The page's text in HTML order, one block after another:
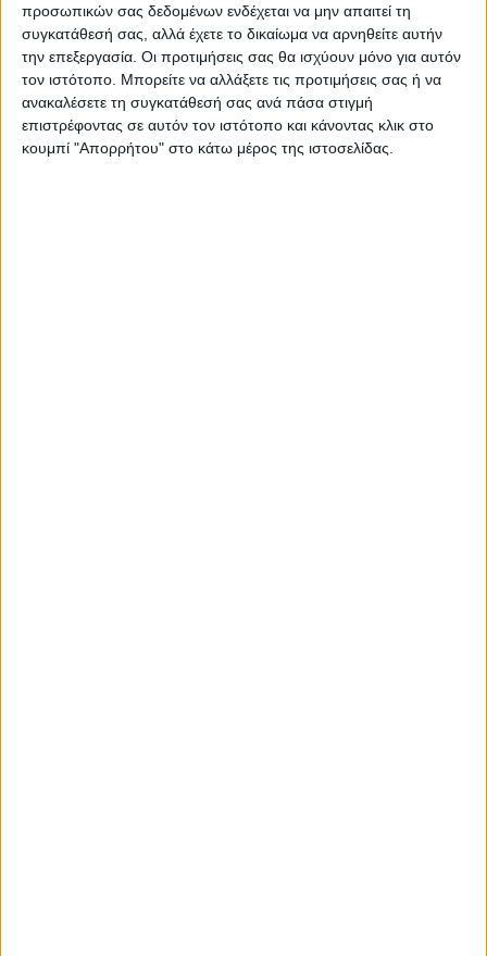
προσωπικών σας δεδομένων ενδέχεται να μην απαιτεί τη
συγκατάθεσή σας, αλλά έχετε το δικαίωμα να αρνηθείτε αυτήν
την επεξεργασία. Οι προτιμήσεις σας θα ισχύουν μόνο για αυτόν
τον ιστότοπο. Μπορείτε να αλλάξετε τις προτιμήσεις σας ή να
ανακαλέσετε τη συγκατάθεσή σας ανά πάσα στιγμή
επιστρέφοντας σε αυτόν τον ιστότοπο και κάνοντας κλικ στο
κουμπί "Απορρήτου" στο κάτω μέρος της ιστοσελίδας.
ΝΕΟΣ ΑΓΩΝ
https://neosagon.gr
Η Αρχαιότερη Καθημερινή Πρωινή Εφημερίδα της Καρδίτσας